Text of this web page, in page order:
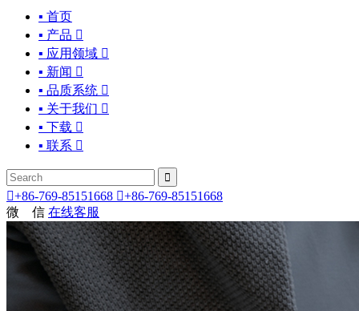
▪ 首页
▪ 产品 
▪ 应用领域 
▪ 新闻 
▪ 品质系统 
▪ 关于我们 
▪ 下载 
▪ 联系 

+86-769-85151668 +86-769-85151668
微 信 在线客服